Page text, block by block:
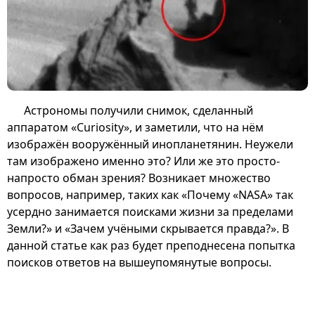
Астрономы получили снимок, сделанный
аппаратом «Curiosity», и заметили, что на нём
изображён вооружённый инопланетянин. Неужели
там изображено именно это? Или же это просто-
напросто обман зрения? Возникает множество
вопросов, например, таких как «Почему «NASA» так
усердно занимается поисками жизни за пределами
Земли?» и «Зачем учёными скрывается правда?». В
данной статье как раз будет преподнесена попытка
поисков ответов на вышеупомянутые вопросы.